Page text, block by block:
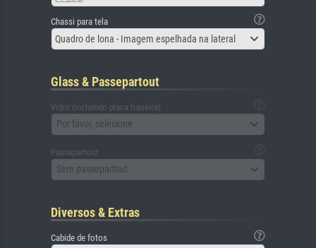
Chassi para tela
Quadro de lona - Imagem espelhada na lateral
Glass & Passepartout
Vidro (incluindo placa traseira)
Por favor, selecione
Passepartout
Sem passepartout
Diversos & Extras
Cabide de fotos